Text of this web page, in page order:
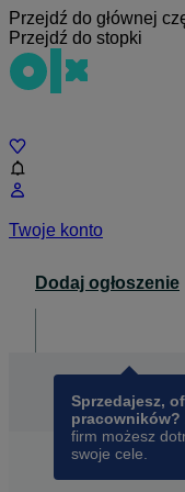
Przejdź do głównej
Przejdź do stopki
Twoje konto
Dodaj ogłoszenie
Sprzedajesz,
pracowników?
firm możesz
swoje cele.